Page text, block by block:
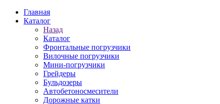
Главная
Каталог
Назад
Каталог
Фронтальные погрузчики
Вилочные погрузчики
Мини-погрузчики
Грейдеры
Бульдозеры
Автобетоносмесители
Дорожные катки